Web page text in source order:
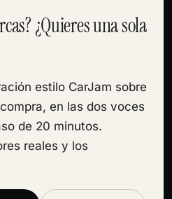
¿Quieres una sola
estilo CarJam sobre
en las dos voces
de 20 minutos.
reales y los